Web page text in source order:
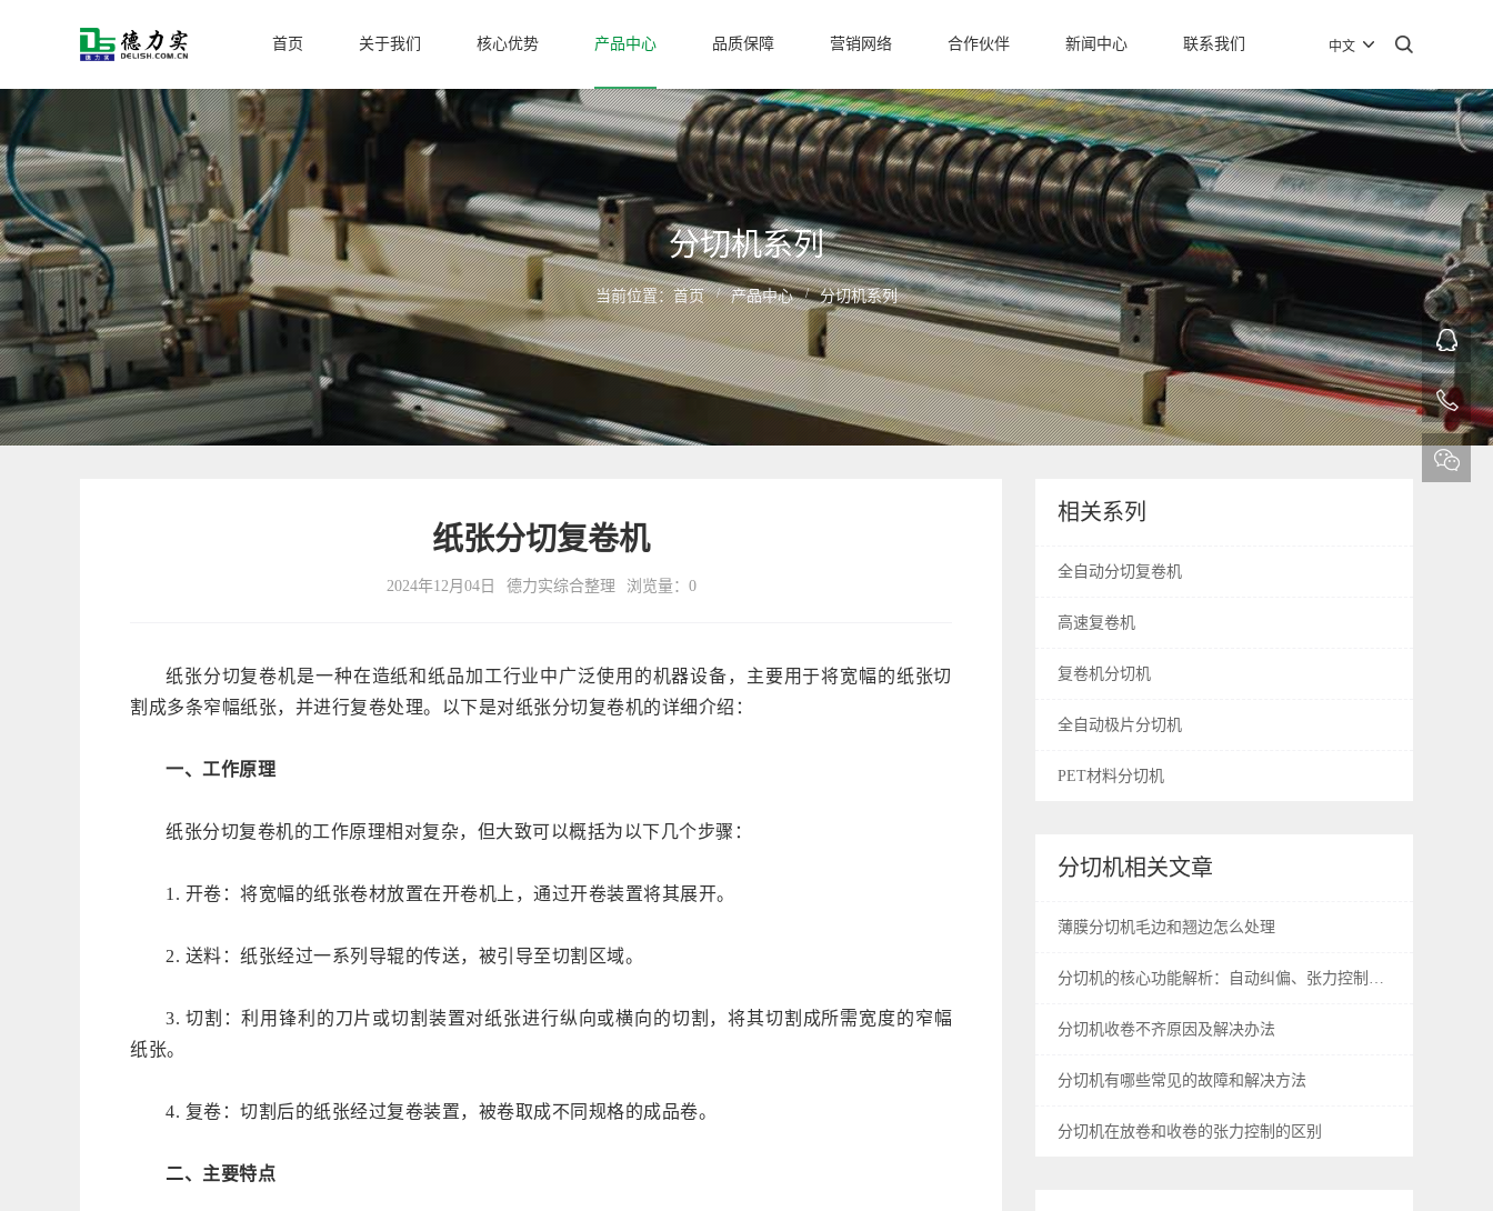
首页 关于我们 核心优势 产品中心 品质保障 营销网络 合作伙伴 新闻中心 联系我们
分切机系列
当前位置：首页 / 产品中心 / 分切机系列
纸张分切复卷机
2024年12月04日 德力实综合整理 浏览量： 0
纸张分切复卷机是一种在造纸和纸品加工行业中广泛使用的机器设备，主要用于将宽幅的纸张切
割成多条窄幅纸张，并进行复卷处理。以下是对纸张分切复卷机的详细介绍：
一、工作原理
纸张分切复卷机的工作原理相对复杂，但大致可以概括为以下几个步骤：
1. 开卷：将宽幅的纸张卷材放置在开卷机上，通过开卷装置将其展开。
2. 送料：纸张经过一系列导辊的传送，被引导至切割区域。
3. 切割：利用锋利的刀片或切割装置对纸张进行纵向或横向的切割，将其切割成所需宽度的窄幅
纸张。
4. 复卷：切割后的纸张经过复卷装置，被卷取成不同规格的成品卷。
二、主要特点
相关系列
全自动分切复卷机
高速复卷机
复卷机分切机
全自动极片分切机
PET材料分切机
分切机相关文章
薄膜分切机毛边和翘边怎么处理
分切机的核心功能解析：自动纠偏、张力控制与
废边回收
分切机收卷不齐原因及解决办法
分切机有哪些常见的故障和解决方法
分切机在放卷和收卷的张力控制的区别